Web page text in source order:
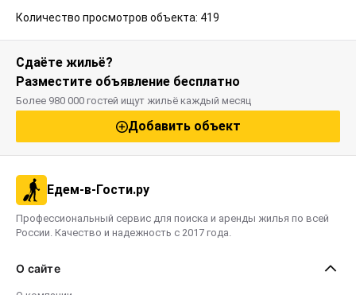
Количество просмотров объекта: 419
Сдаёте жильё?
Разместите объявление бесплатно
Более 980 000 гостей ищут жильё каждый месяц
Добавить объект
Едем-в-Гости.ру
Профессиональный сервис для поиска и аренды жилья по всей
России. Качество и надежность с 2017 года.
О сайте